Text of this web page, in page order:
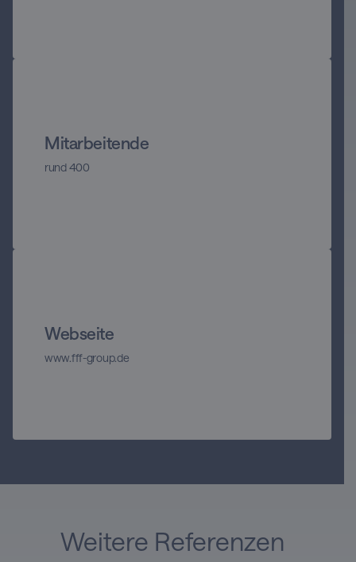
Mitarbeitende
rund 400
Webseite
www.fff-group.de
Weitere Referenzen